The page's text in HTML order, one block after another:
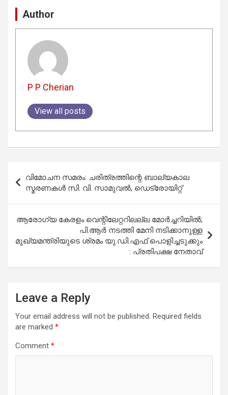
Author
P P Cherian
View all posts
navigation
വിമോചന സമരം: ചരിത്രത്തിന്റെ ബാല്യകാല
സ്മരണകൾ സി. വി. സാമുവൽ, ഡെട്രോയിറ്റ്
ആരോഗ്യ കേരളം വെന്റിലേറ്ററിലല്ല മോര്‍ച്ചറിയില്‍;
പി.ആര്‍ നടത്തി മേനി നടിക്കാനുള്ള
മുഖ്യമന്ത്രിയുടെ ശ്രമം യു.ഡി.എഫ് പൊളിച്ചടുക്കും
: പ്രതിപക്ഷ നേതാവ്
Leave a Reply
Your email address will not be published. Required fields
are marked *
Comment *